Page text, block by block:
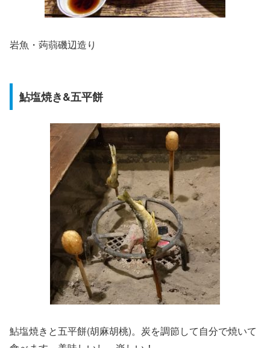
岩魚・蒟蒻磯辺造り
鮎塩焼き&五平餅
鮎塩焼きと五平餅(胡麻胡桃)。炭を調節して自分で焼いて